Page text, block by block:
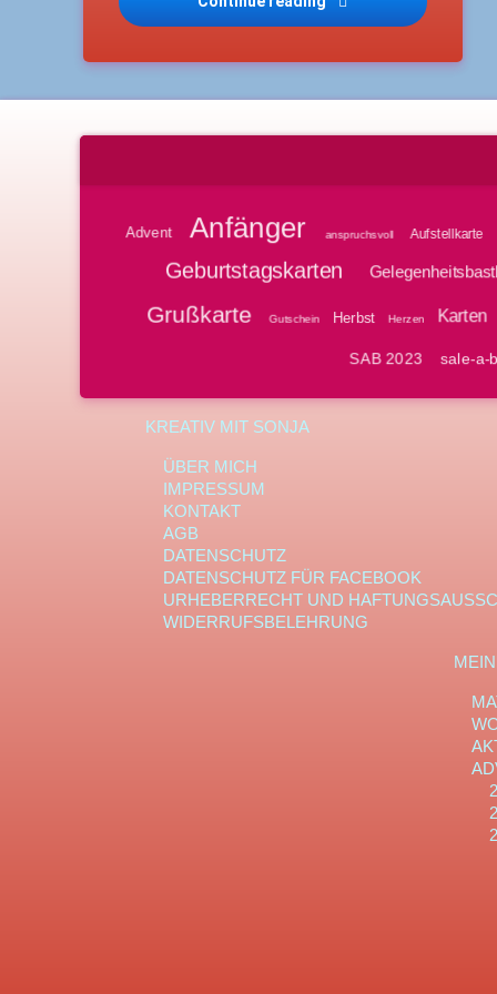
Advent Anfänger anspruchsvoll Aufstellkarte
Geburtstagskarten
Grußkarte Gutschein Herbst Herzen Karten
SAB 2023 sale-a-
KREATIV MIT SONJA
ÜBER MICH
IMPRESSUM
KONTAKT
AGB
DATENSCHUTZ
DATENSCHUTZ FÜR FACEBOOK
URHEBERRECHT UND
WIDERRUFSBELEHRUNG